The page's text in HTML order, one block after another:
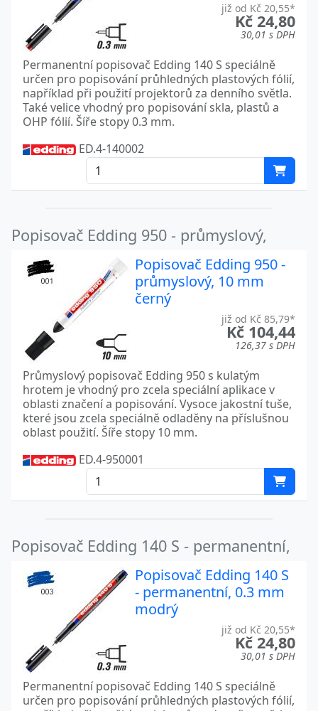
již od Kč 20,55*
Kč 24,80
30,01 s DPH
Permanentní popisovač Edding 140 S speciálně
určen pro popisování průhledných plastových fólií,
například při použití projektorů za denního světla.
Také velice vhodný pro popisování skla, plastů a
OHP fólií. Šíře stopy 0.3 mm.
ED.4-140002
Popisovač Edding 950 - průmyslový,
Popisovač Edding 950 -
průmyslový, 10 mm
černý
již od Kč 85,79*
Kč 104,44
126,37 s DPH
Průmyslový popisovač Edding 950 s kulatým
hrotem je vhodný pro zcela speciální aplikace v
oblasti značení a popisování. Vysoce jakostní tuše,
které jsou zcela speciálně odladěny na příslušnou
oblast použití. Šíře stopy 10 mm.
ED.4-950001
Popisovač Edding 140 S - permanentní,
Popisovač Edding 140 S
- permanentní, 0.3 mm
modrý
již od Kč 20,55*
Kč 24,80
30,01 s DPH
Permanentní popisovač Edding 140 S speciálně
určen pro popisování průhledných plastových fólií,